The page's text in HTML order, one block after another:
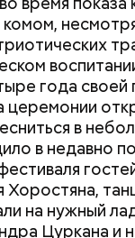
комом,
года
в
в недавно
на нужный
Цуркана
из